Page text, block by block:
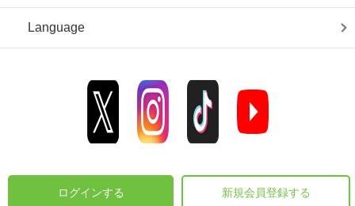
Language
ログインする 新規会員登録する